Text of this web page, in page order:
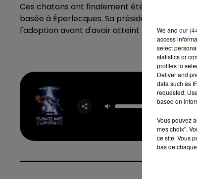
Ces chatons ont finalement été pris en
basée à Éperlecques. Sa présidente,
l'adoption avant d'avoir atteint l'âge de deux
We and our
access
select
statistics or
profiles to
Deliver and
data such as
requested;
based on
Vous pouvez
mes choix".
ce site. Vous
bas de